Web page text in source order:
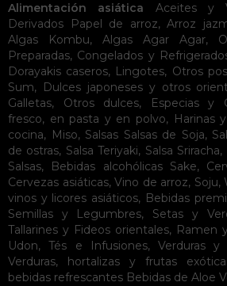
Alimentación asiática Aceites y
Derivados
Papel de arroz, Arroz
Algas Kombu, Algas Agar Agar,
Preparadas, Congelados y
Dorayakis caseros, Lingotes, Otros
Sum, Dulces japoneses y otros
Galletas, Otros dulces, Especias y
fresco, en pasta y en polvo, Harinas
cocina, Miso, Salsas Salsas de Soja,
de ostras, Salsa Teriyaki, Salsa Sriracha,
Salsas, Bebidas alcohólicas Sake,
Cervezas asiáticas, Vino de arroz, Soju,
vinos y licores asiáticos, Bebidas
Semillas y Legumbres, Setas y
Tallarines y Fideos orientales, Ramen
Udon,Tés e Infusiones, Verduras y
Verduras, hortalizas y frutas
bebidas refrescantes Bebidas de Aloe